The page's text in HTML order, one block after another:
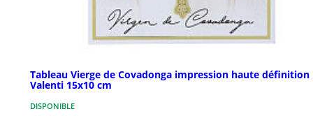
Tableau Vierge de Covadonga impression haute définition
Valenti 15x10 cm
DISPONIBLE